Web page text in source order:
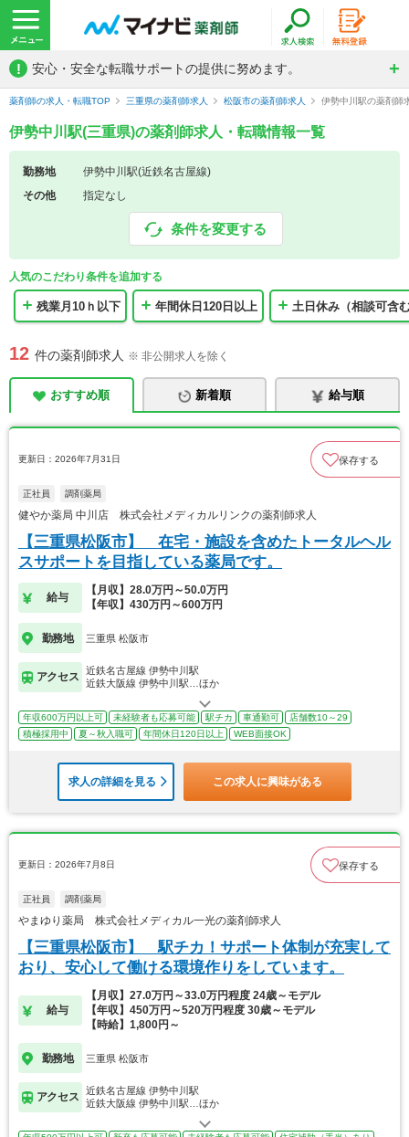
! 安心・安全な転職サポートの提供に努めます。
薬剤師の求人・転職TOP 三重県の薬剤師求人 松阪市の薬剤師求人 伊勢中川駅の薬剤師
伊勢中川駅(三重県)の薬剤師求人・転職情報一覧
勤務地
伊勢中川駅(近鉄名古屋線)
その他
指定なし
条件を変更する
人気のこだわり条件を追加する
残業月10ｈ以下 年間休日120日以上 土日休み（相談可含
12 件の薬剤師求人 ※ 非公開求人を除く
おすすめ順 新着順 給与順
更新日：2026年7月31日 保存する
正社員 調剤薬局
健やか薬局 中川店 株式会社メディカルリンクの薬剤師求人
【三重県松阪市】 在宅・施設を含めたトータルヘル
スサポートを目指している薬局です。
給与
【月収】28.0万円～50.0万円
【年収】430万円～600万円
勤務地 三重県 松阪市
アクセス
近鉄名古屋線 伊勢中川駅
近鉄大阪線 伊勢中川駅…ほか
年収600万円以上可 未経験者も応募可能 駅チカ 車通勤可
店舗数10～29
積極採用中
夏～秋入職可 年間休日120日以上 WEB面接OK
求人の詳細を見る この求人に興味がある
更新日：2026年7月8日 保存する
正社員 調剤薬局
やまゆり薬局 株式会社メディカル一光の薬剤師求人
【三重県松阪市】 駅チカ！サポート体制が充実して
おり、安心して働ける環境作りをしています。
給与
【月収】27.0万円～33.0万円程度 24歳～モデル
【年収】450万円～520万円程度 30歳～モデル
【時給】1,800円～
勤務地 三重県 松阪市
アクセス
近鉄名古屋線 伊勢中川駅
近鉄大阪線 伊勢中川駅…ほか